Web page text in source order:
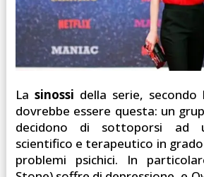
La sinossi della serie,
dovrebbe essere questa: un
decidono di sottoporsi ad
scientifico e terapeutico in
problemi psichici. In